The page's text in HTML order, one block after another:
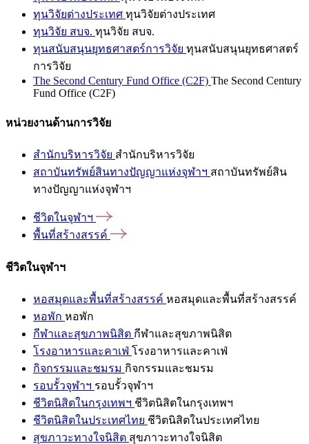
ทุนวิจัยต่างประเทศ ทุนวิจัยต่างประเทศ
ทุนวิจัย สบจ. ทุนวิจัย สบจ.
ทุนสนับสนุนยุทธศาสตร์การวิจัย ทุนสนับสนุนยุทธศาสตร์
การวิจัย
The Second Century Fund Office (C2F) The Second Century
Fund Office (C2F)
หน่วยงานด้านการวิจัย
สำนักบริหารวิจัย สำนักบริหารวิจัย
สถาบันทรัพย์สินทางปัญญาแห่งจุฬาฯ สถาบันทรัพย์สิน
ทางปัญญาแห่งจุฬาฯ
ชีวิตในจุฬาฯ
พื้นที่สร้างสรรค์
ชีวิตในจุฬาฯ
หอสมุดและพื้นที่สร้างสรรค์ หอสมุดและพื้นที่สร้างสรรค์
หอพัก หอพัก
กีฬาและสุขภาพนิสิต กีฬาและสุขภาพนิสิต
โรงอาหารและคาเฟ่ โรงอาหารและคาเฟ่
กิจกรรมและชมรม กิจกรรมและชมรม
รอบรั้วจุฬาฯ รอบรั้วจุฬาฯ
ชีวิตนิสิตในกรุงเทพฯ ชีวิตนิสิตในกรุงเทพฯ
ชีวิตนิสิตในประเทศไทย ชีวิตนิสิตในประเทศไทย
สุขภาวะทางใจนิสิต สุขภาวะทางใจนิสิต